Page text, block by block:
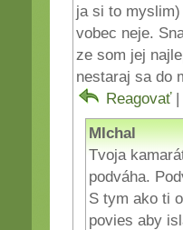
ja si to
vobec neje.
ze som jej
nestaraj sa do
Reagovať
MIchal
Tvoja
podváha.
S tym ako ti
povies aby